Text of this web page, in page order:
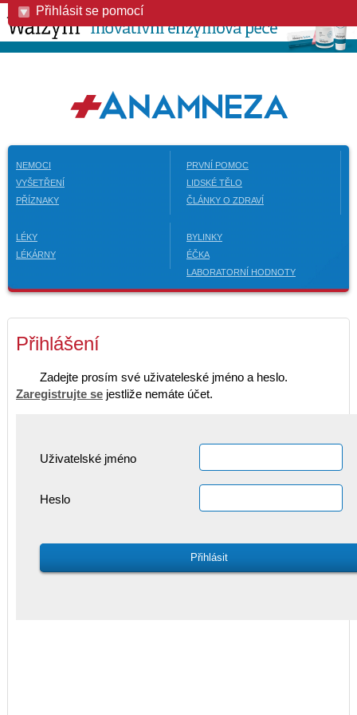
Přihlásit se pomocí
NEMOCI
VYŠETŘENÍ
PŘÍZNAKY
PRVNÍ POMOC
LIDSKÉ TĚLO
ČLÁNKY O ZDRAVÍ
LÉKY
LÉKÁRNY
BYLINKY
ÉČKA
LABORATORNÍ HODNOTY
Přihlášení
Zadejte prosím své uživateleské jméno a heslo.
Zaregistrujte se jestliže nemáte účet.
Uživatelské jméno
Heslo